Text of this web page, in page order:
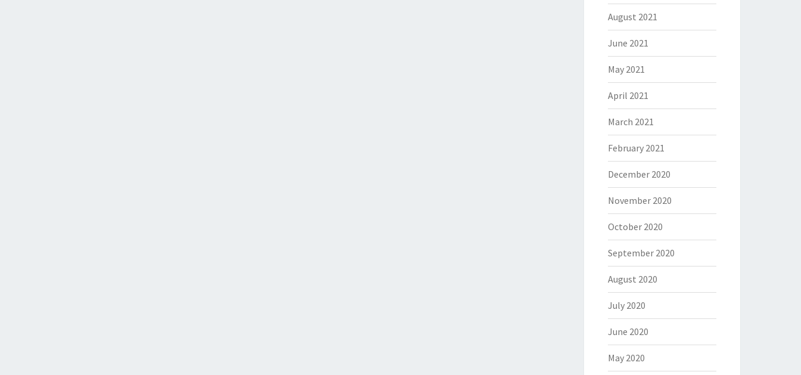
August 2021
June 2021
May 2021
April 2021
March 2021
February 2021
December 2020
November 2020
October 2020
September 2020
August 2020
July 2020
June 2020
May 2020